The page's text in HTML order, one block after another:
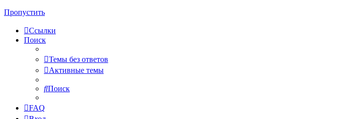
Пропустить
Ссылки
Поиск
Темы без ответов
Активные темы
Поиск
FAQ